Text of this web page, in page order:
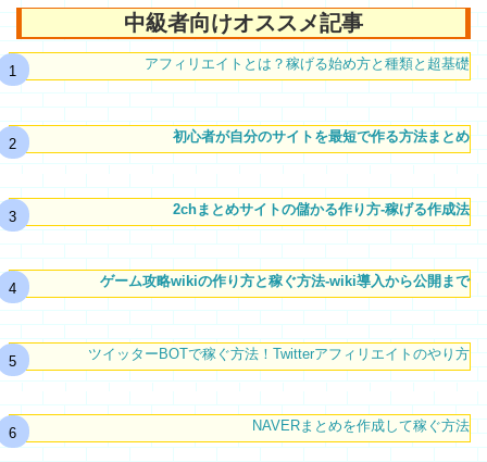
中級者向けオススメ記事
アフィリエイトとは？稼げる始め方と種類と超基礎
初心者が自分のサイトを最短で作る方法まとめ
2chまとめサイトの儲かる作り方-稼げる作成法
ゲーム攻略wikiの作り方と稼ぐ方法-wiki導入から公開まで
ツイッターBOTで稼ぐ方法！Twitterアフィリエイトのやり方
NAVERまとめを作成して稼ぐ方法